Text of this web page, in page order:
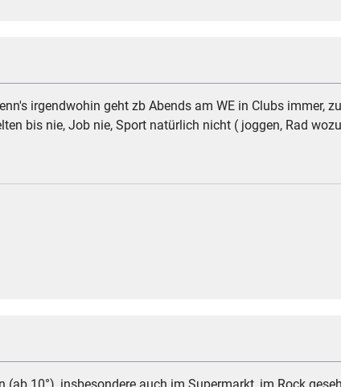
irgendwohin geht zb Abends am WE in Clubs immer,
bis nie, Job nie, Sport natürlich nicht ( joggen, Rad
10°), insbesondere auch im Supermarkt, im Rock